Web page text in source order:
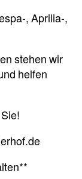
, Aprilia-,
stehen wir
helfen